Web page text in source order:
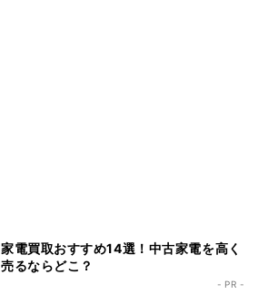
家電買取おすすめ14選！中古家電を高く
売るならどこ？
- PR -